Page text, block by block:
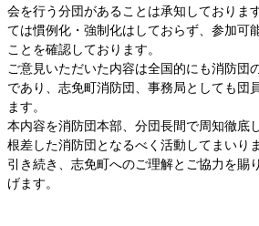
会を行う分団があることは承知しておりま
ては慣例化・強制化はしておらず、参加可
ことを確認しております。
ご意見いただいた内容は全国的にも消防団
であり、志免町消防団、事務局としても団
ます。
本内容を消防団本部、分団長間で周知徹底
根差した消防団となるべく活動してまいりま
引き続き、志免町へのご理解とご協力を賜
げます。